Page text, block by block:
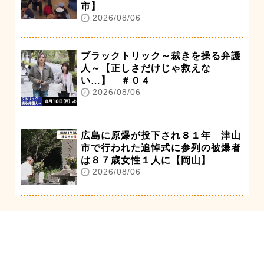
市】
2026/08/06
ブラックトリック～裁きを操る弁護
人～【正しさだけじゃ救えな
い…】 ＃０４
2026/08/06
広島に原爆が投下され８１年 津山
市で行われた追悼式に参列の被爆者
は８７歳女性１人に【岡山】
2026/08/06